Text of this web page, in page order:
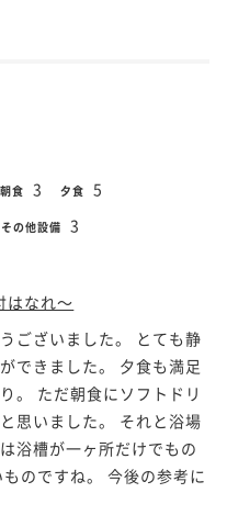
朝食 3 夕食 5
その他設備 3
はなれ～
ございました。 とても静
できました。 夕食も満足
。 ただ朝食にソフトドリ
思いました。 それと浴場
浴槽が一ヶ所だけでもの
のですね。 今後の参考に